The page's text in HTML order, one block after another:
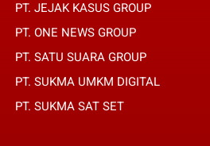
PT. JEJAK KASUS GROUP
PT. ONE NEWS GROUP
PT. SATU SUARA GROUP
PT. SUKMA UMKM DIGITAL
PT. SUKMA SAT SET